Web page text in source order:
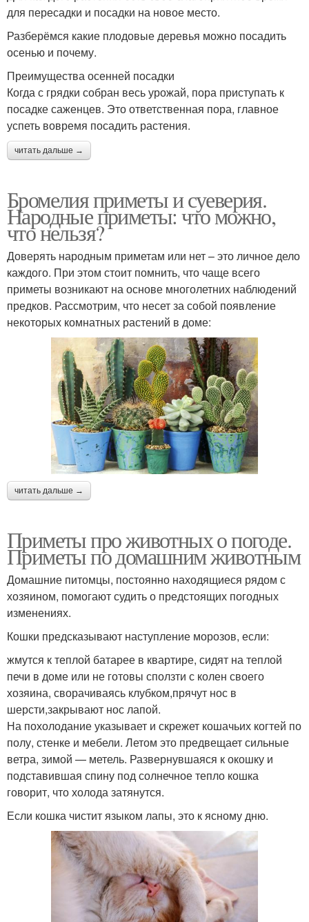
для пересадки и посадки на новое место.
Разберёмся какие плодовые деревья можно посадить
осенью и почему.
Преимущества осенней посадки
Когда с грядки собран весь урожай, пора приступать к
посадке саженцев. Это ответственная пора, главное
успеть вовремя посадить растения.
читать дальше →
Бромелия приметы и суеверия.
Народные приметы: что можно,
что нельзя?
Доверять народным приметам или нет – это личное дело
каждого. При этом стоит помнить, что чаще всего
приметы возникают на основе многолетних наблюдений
предков. Рассмотрим, что несет за собой появление
некоторых комнатных растений в доме:
читать дальше →
Приметы про животных о погоде.
Приметы по домашним животным
Домашние питомцы, постоянно находящиеся рядом с
хозяином, помогают судить о предстоящих погодных
изменениях.
Кошки предсказывают наступление морозов, если:
жмутся к теплой батарее в квартире, сидят на теплой
печи в доме или не готовы сползти с колен своего
хозяина, сворачиваясь клубком,прячут нос в
шерсти,закрывают нос лапой.
На похолодание указывает и скрежет кошачьих когтей по
полу, стенке и мебели. Летом это предвещает сильные
ветра, зимой — метель. Развернувшаяся к окошку и
подставившая спину под солнечное тепло кошка
говорит, что холода затянутся.
Если кошка чистит языком лапы, это к ясному дню.